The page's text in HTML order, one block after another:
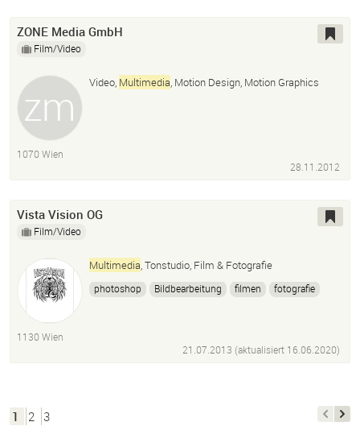
ZONE Media GmbH
Film/Video
Video, Multimedia, Motion Design, Motion Graphics
1070 Wien
28.11.2012
Vista Vision OG
Film/Video
Multimedia, Tonstudio, Film & Fotografie
photoshop Bildbearbeitung filmen fotografie
1130 Wien
21.07.2013 (aktualisiert 16.06.2020)
1 2 3